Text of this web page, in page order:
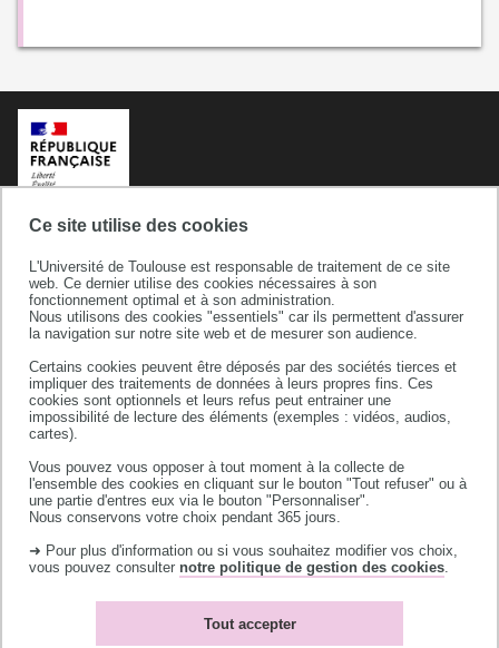
Ce site utilise des cookies
L'Université de Toulouse est responsable de traitement de ce site
web. Ce dernier utilise des cookies nécessaires à son
fonctionnement optimal et à son administration.
Nous utilisons des cookies "essentiels" car ils permettent d'assurer
la navigation sur notre site web et de mesurer son audience.
Certains cookies peuvent être déposés par des sociétés tierces et
impliquer des traitements de données à leurs propres fins. Ces
cookies sont optionnels et leurs refus peut entrainer une
impossibilité de lecture des éléments (exemples : vidéos, audios,
cartes).
Vous pouvez vous opposer à tout moment à la collecte de
l'ensemble des cookies en cliquant sur le bouton "Tout refuser" ou à
une partie d'entres eux via le bouton "Personnaliser".
Nous conservons votre choix pendant 365 jours.
➜ Pour plus d'information ou si vous souhaitez modifier vos choix,
vous pouvez consulter notre politique de gestion des cookies
Tout accepter
Université de Toulouse
118 route de Narbonne
31062 TOULOUSE CEDEX 9
téléphone +33 (0)5 61 55 66 11
Bibliothèques